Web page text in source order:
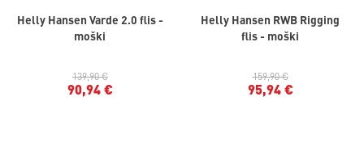
Helly Hansen Varde 2.0 flis -
moški
139,90 €
90,94 €
Helly Hansen RWB Rigging
flis - moški
159,90 €
95,94 €